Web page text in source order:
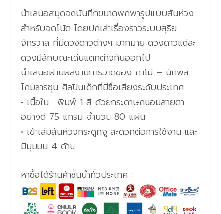
นำเสนอสมุดจดบันทึกขนาดพกพารูปแบบสันห่วง
สำหรับจดโน้ต โดยปกเล่าเรื่องราวระบบสุริย
จักรวาล ที่มีดวงดาวต่างๆ มากมาย ดวงดาวแต่ละ
ดวงมีลักษณะเด่นแตกต่างกันออกไป
นำเสนอผ่านผลงานการวาดของ กาโม่ – นัทพล
โกมลารชุน ศิลปินเด็กที่มีชื่อเสียงระดับประเทศ
• เนื้อใน : พิมพ์ 1 สี ด้วยกระดาษถนอมสายตา
อย่างดี 75 แกรม จำนวน 80 แผ่น
• เข้าเล่มสันห่วงกระดูกงู สะดวกต่อการใช้งาน และ
มีมุมมน 4 ด้าน
หาซื้อได้ร้านค้าชั้นนำทั่วประเทศ :